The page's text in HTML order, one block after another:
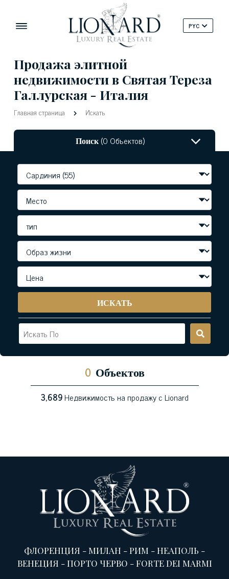
PYC
Продажа элитной
недвижимости в Святая Тереза ​​
Галлурская - Италия
Главная страница Искать
Поиск(0 Объектов)
ИСКАТЬ
0 Объектов
3,689Недвижимость на продажу с Lionard
ФЛОРЕНЦИЯ -МИЛАН -РИМ -НЕАПОЛЬ -
ВЕНЕЦИЯ -ПОРТО ЧЕРВО -FORTE DEI MARMI